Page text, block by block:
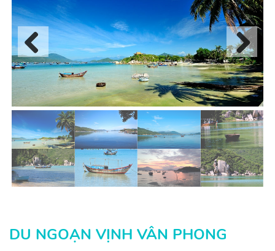
Previous Next
DU NGOẠN VỊNH VÂN PHONG